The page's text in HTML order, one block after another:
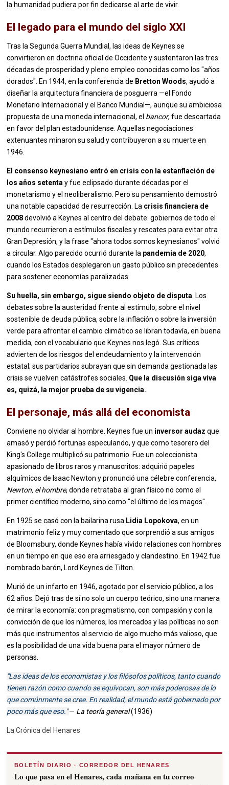
la humanidad pudiera por fin dedicarse al arte de vivir.
El legado para el mundo del siglo XXI
Tras la Segunda Guerra Mundial, las ideas de Keynes se
convirtieron en doctrina oficial de Occidente y sustentaron las tres
décadas de prosperidad y pleno empleo conocidas como los "años
dorados". En 1944, en la conferencia de Bretton Woods, ayudó a
diseñar la arquitectura financiera de posguerra —el Fondo
Monetario Internacional y el Banco Mundial—, aunque su ambiciosa
propuesta de una moneda internacional, el bancor, fue descartada
en favor del plan estadounidense. Aquellas negociaciones
extenuantes minaron su salud y contribuyeron a su muerte en
1946.
El consenso keynesiano entró en crisis con la estanflación de
los años setenta y fue eclipsado durante décadas por el
monetarismo y el neoliberalismo. Pero su pensamiento demostró
una notable capacidad de resurrección. La crisis financiera de
2008devolvió a Keynes al centro del debate: gobiernos de todo el
mundo recurrieron a estímulos fiscales y rescates para evitar otra
Gran Depresión, y la frase "ahora todos somos keynesianos" volvió
a circular. Algo parecido ocurrió durante la pandemia de 2020,
cuando los Estados desplegaron un gasto público sin precedentes
para sostener economías paralizadas.
Su huella, sin embargo, sigue siendo objeto de disputa . Los
debates sobre la austeridad frente al estímulo, sobre el nivel
sostenible de deuda pública, sobre la inflación o sobre la inversión
verde para afrontar el cambio climático se libran todavía, en buena
medida, con el vocabulario que Keynes nos legó. Sus críticos
advierten de los riesgos del endeudamiento y la intervención
estatal; sus partidarios subrayan que sin demanda gestionada las
crisis se vuelven catástrofes sociales. Que la discusión siga viva
es, quizá, la mejor prueba de su vigencia.
El personaje, más allá del economista
Conviene no olvidar al hombre. Keynes fue un inversor audaz que
amasó y perdió fortunas especulando, y que como tesorero del
King's College multiplicó su patrimonio. Fue un coleccionista
apasionado de libros raros y manuscritos: adquirió papeles
alquímicos de Isaac Newton y pronunció una célebre conferencia,
Newton, el hombre, donde retrataba al gran físico no como el
primer científico moderno, sino como "el último de los magos".
En 1925 se casó con la bailarina rusa Lidia Lopokova, en un
matrimonio feliz y muy comentado que sorprendió a sus amigos
de Bloomsbury, donde Keynes había vivido relaciones con hombres
en un tiempo en que eso era arriesgado y clandestino. En 1942 fue
nombrado barón, Lord Keynes de Tilton.
Murió de un infarto en 1946, agotado por el servicio público, a los
62 años. Dejó tras de sí no solo un cuerpo teórico, sino una manera
de mirar la economía: con pragmatismo, con compasión y con la
convicción de que los números, los mercados y las políticas no son
más que instrumentos al servicio de algo mucho más valioso, que
es la posibilidad de una vida buena para el mayor número de
personas.
"Las ideas de los economistas y los filósofos políticos, tanto cuando
tienen razón como cuando se equivocan, son más poderosas de lo
que comúnmente se cree. En realidad, el mundo está gobernado por
poco más que eso." — La teoría general(1936)
La Crónica del Henares
BOLETÍN DIARIO · CORREDOR DEL HENARES
Lo que pasa en el Henares, cada mañana en tu correo